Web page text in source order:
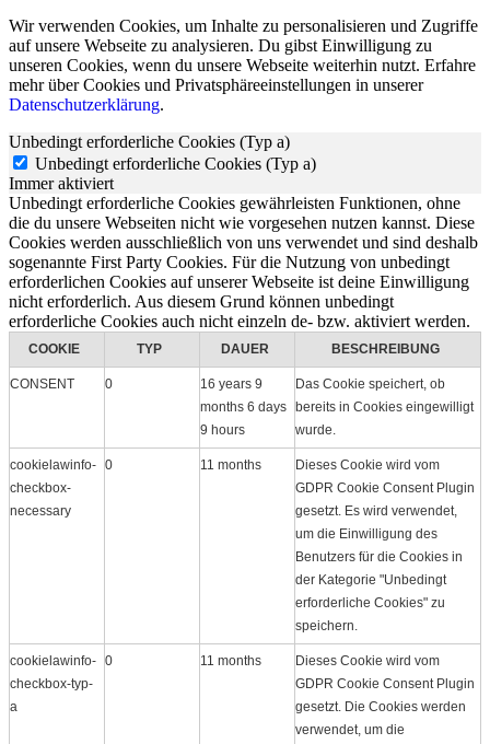
Wir verwenden Cookies, um Inhalte zu personalisieren und Zugriffe
auf unsere Webseite zu analysieren. Du gibst Einwilligung zu
unseren Cookies, wenn du unsere Webseite weiterhin nutzt. Erfahre
mehr über Cookies und Privatsphäreeinstellungen in unserer
Datenschutzerklärung.
Unbedingt erforderliche Cookies (Typ a)
Unbedingt erforderliche Cookies (Typ a)
Immer aktiviert
Unbedingt erforderliche Cookies gewährleisten Funktionen, ohne
die du unsere Webseiten nicht wie vorgesehen nutzen kannst. Diese
Cookies werden ausschließlich von uns verwendet und sind deshalb
sogenannte First Party Cookies. Für die Nutzung von unbedingt
erforderlichen Cookies auf unserer Webseite ist deine Einwilligung
nicht erforderlich. Aus diesem Grund können unbedingt
erforderliche Cookies auch nicht einzeln de- bzw. aktiviert werden.
COOKIE TYP DAUER BESCHREIBUNG
CONSENT 0
16 years 9
months 6 days
9 hours
Das Cookie speichert, ob
bereits in Cookies eingewilligt
wurde.
cookielawinfo-
checkbox-
necessary
0 11 months
Dieses Cookie wird vom
GDPR Cookie Consent Plugin
gesetzt. Es wird verwendet,
um die Einwilligung des
Benutzers für die Cookies in
der Kategorie "Unbedingt
erforderliche Cookies" zu
speichern.
cookielawinfo-
checkbox-typ-
a
0 11 months
Dieses Cookie wird vom
GDPR Cookie Consent Plugin
gesetzt. Die Cookies werden
verwendet, um die